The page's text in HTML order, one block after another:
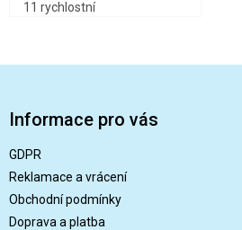
11 rychlostní
Informace pro vás
GDPR
Reklamace a vrácení
Obchodní podmínky
Doprava a platba